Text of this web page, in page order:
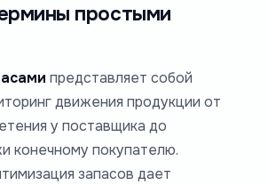
простыми
представляет собой
движения продукции от
у поставщика до
конечному покупателю.
запасов дает